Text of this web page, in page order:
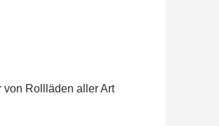
von Rollläden aller Art